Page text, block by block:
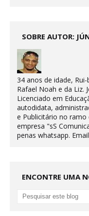
SOBRE AUTOR:
34 anos de idade,
Rafael Noah e da Liz.
Licenciado em
autodidata,
e Publicitário no
empresa "sS
penas whatsapp.
ENCONTRE UMA